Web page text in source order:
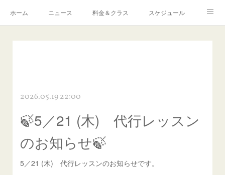
ホーム ニュース 料金＆クラス スケジュール
2026.05.19 22:00
🍃5／21 (木) 代行レッスン
のお知らせ🍃
5／21 (木) 代行レッスンのお知らせです。